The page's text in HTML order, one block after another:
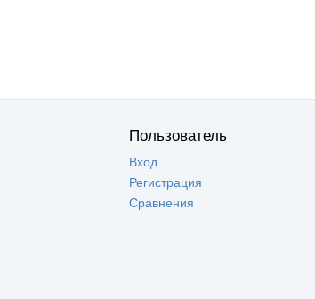
Пользователь
Вход
Регистрация
Сравнения